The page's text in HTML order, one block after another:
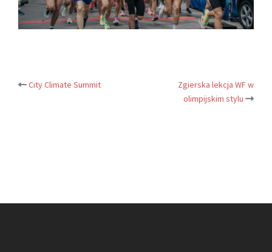
Post
City Climate Summit
Zgierska lekcja WF w
olimpijskim stylu